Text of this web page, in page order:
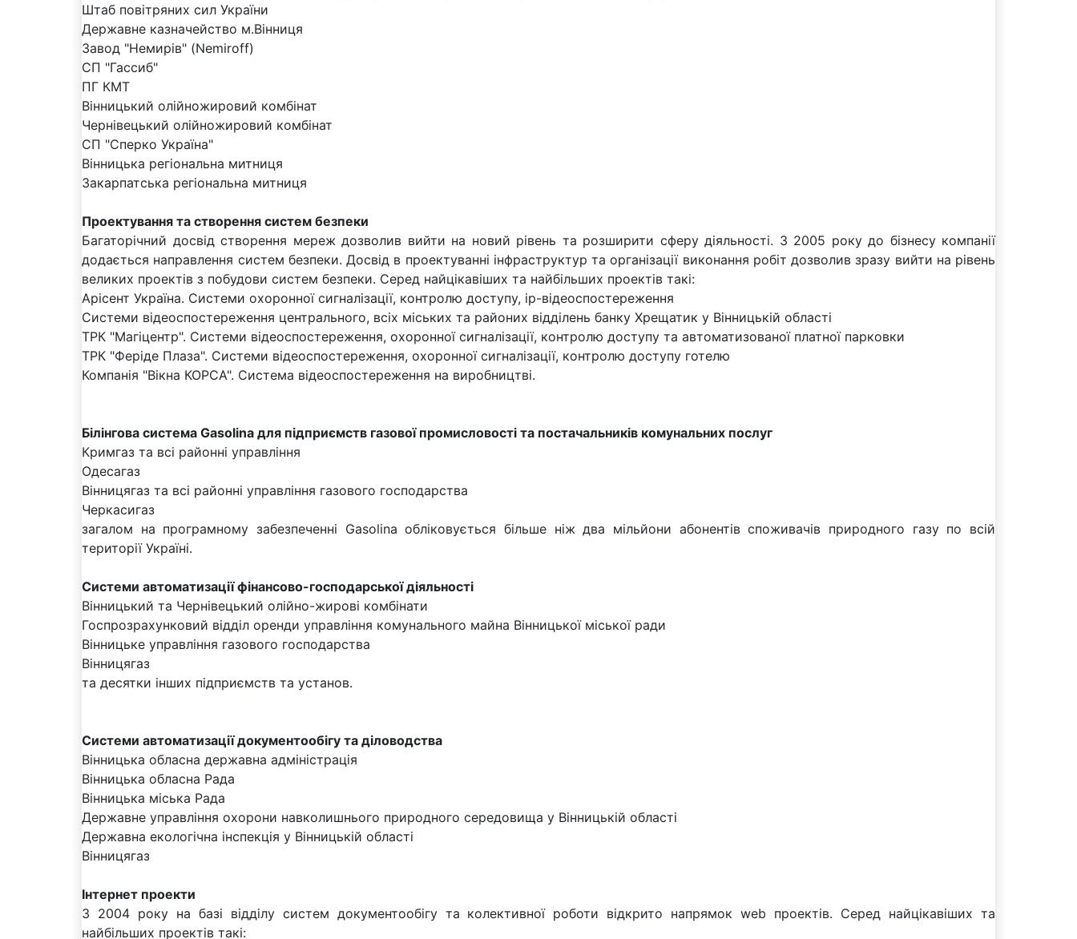
Штаб повітряних сил України
Державне казначейство м.Вінниця
Завод "Немирів" (Nemiroff)
СП "Гассиб"
ПГ КМТ
Вінницький олійножировий комбінат
Чернівецький олійножировий комбінат
СП "Сперко Україна"
Вінницька регіональна митниця
Закарпатська регіональна митниця
Проектування та створення систем безпеки
Багаторічний досвід створення мереж дозволив вийти на новий рівень та розширити сферу діяльності. З 2005 року до бізнесу компанії
додається направлення систем безпеки. Досвід в проектуванні інфраструктур та організації виконання робіт дозволив зразу вийти на рівень
великих проектів з побудови систем безпеки. Серед найцікавіших та найбільших проектів такі:
Арісент Україна. Системи охоронної сигналізації, контролю доступу, ip-відеоспостереження
Системи відеоспостереження центрального, всіх міських та районих відділень банку Хрещатик у Вінницькій області
ТРК "Магіцентр". Системи відеоспостереження, охоронної сигналізації, контролю доступу та автоматизованої платної парковки
ТРК "Феріде Плаза". Системи відеоспостереження, охоронної сигналізації, контролю доступу готелю
Компанія "Вікна КОРСА". Система відеоспостереження на виробництві.
Білінгова система Gasolina для підприємств газової промисловості та постачальників комунальних послуг
Кримгаз та всі районні управління
Одесагаз
Вінницягаз та всі районні управління газового господарства
Черкасигаз
загалом на програмному забезпеченні Gasolina обліковується більше ніж два мільйони абонентів споживачів природного газу по всій
території Україні.
Системи автоматизації фінансово-господарської діяльності
Вінницький та Чернівецький олійно-жирові комбінати
Госпрозрахунковий відділ оренди управління комунального майна Вінницької міської ради
Вінницьке управління газового господарства
Вінницягаз
та десятки інших підприємств та установ.
Системи автоматизації документообігу та діловодства
Вінницька обласна державна адміністрація
Вінницька обласна Рада
Вінницька міська Рада
Державне управління охорони навколишнього природного середовища у Вінницькій області
Державна екологічна інспекція у Вінницькій області
Вінницягаз
Інтернет проекти
З 2004 року на базі відділу систем документообігу та колективної роботи відкрито напрямок web проектів. Серед найцікавіших та
найбільших проектів такі: